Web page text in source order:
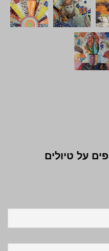
על טיולים